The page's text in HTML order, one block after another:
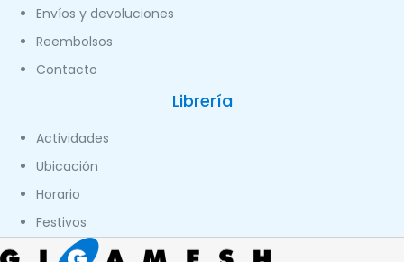
Envíos y devoluciones
Reembolsos
Contacto
Librería
Actividades
Ubicación
Horario
Festivos